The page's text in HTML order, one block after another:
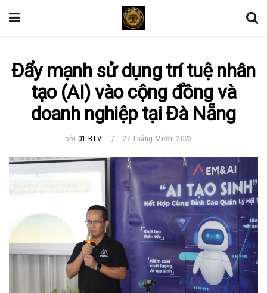
Đẩy mạnh sử dụng trí tuệ nhân
tạo (AI) vào cộng đồng và
doanh nghiệp tại Đà Nẵng
bởi 01 BTV 27 Tháng Mười, 2023